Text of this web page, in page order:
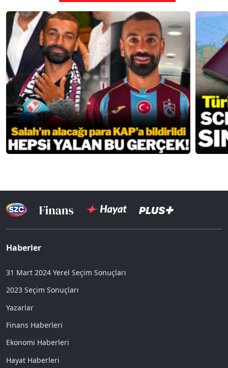
Haberler
31 Mart 2024 Yerel Seçim Sonuçları
2023 Seçim Sonuçları
Yazarlar
Finans Haberleri
Ekonomi Haberleri
Hayat Haberleri